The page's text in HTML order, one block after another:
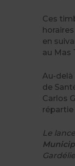
Ces
en
au Mas
Au-
de
Carlos
répartie
Le